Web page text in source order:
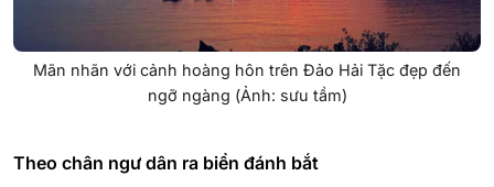
Mãn nhãn với cảnh hoàng hôn trên Đảo Hải Tặc đẹp đến
ngỡ ngàng (Ảnh: sưu tầm)
Theo chân ngư dân ra biển đánh bắt